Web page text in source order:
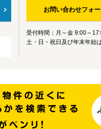
お問い合わせフォ
受付時間：月～金 9:00～
土・日・祝日及び年末年始